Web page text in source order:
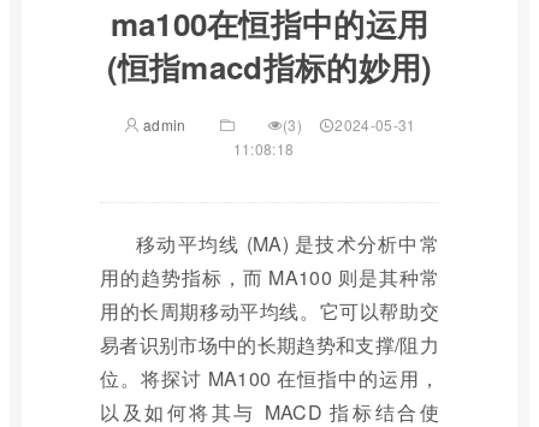
ma100在恒指中的运用
(恒指macd指标的妙用)
admin (3)
2024-05-31
11:08:18
移动平均线 (MA) 是技术分析中常
用的趋势指标，而 MA100 则是其种常
用的长周期移动平均线。它可以帮助交
易者识别市场中的长期趋势和支撑/阻力
位。将探讨 MA100 在恒指中的运用，
以及如何将其与 MACD 指标结合使